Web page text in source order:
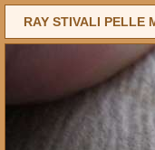
RAY STIVALI PELLE